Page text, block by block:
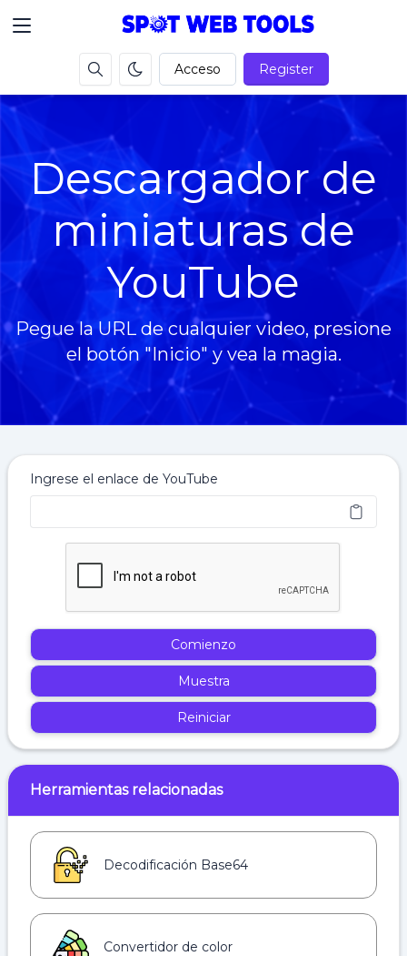
Acceso Register
Descargador de
miniaturas de
YouTube
Pegue la URL de cualquier video, presione
el botón "Inicio" y vea la magia.
Ingrese el enlace de YouTube
Comienzo
Muestra
Reiniciar
Herramientas relacionadas
Decodificación Base64
Convertidor de color